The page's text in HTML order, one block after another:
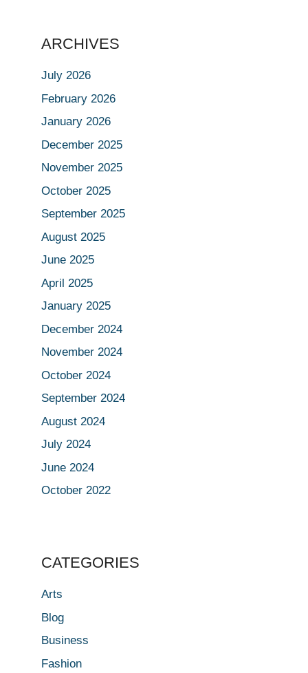
ARCHIVES
July 2026
February 2026
January 2026
December 2025
November 2025
October 2025
September 2025
August 2025
June 2025
April 2025
January 2025
December 2024
November 2024
October 2024
September 2024
August 2024
July 2024
June 2024
October 2022
CATEGORIES
Arts
Blog
Business
Fashion